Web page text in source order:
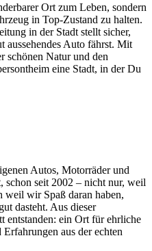
Ort zum Leben, sondern
in Top-Zustand zu halten.
in der Stadt stellt sicher,
aussehendes Auto fährst. Mit
schönen Natur und den
eine Stadt, in der Du
Autos, Motorräder und
schon seit 2002 – nicht nur, weil
weil wir Spaß daran haben,
dasteht. Aus dieser
entstanden: ein Ort für ehrliche
aus der echten